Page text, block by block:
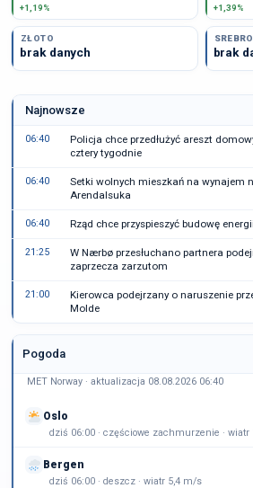
+1,19% +1,39%
ZŁOTO
brak danych
SREBRO
brak
Najnowsze
06:40
Policja chce przedłużyć areszt
cztery tygodnie
06:40
Setki wolnych mieszkań na wynajem
Arendalsuka
06:40 Rząd chce przyspieszyć budowę
21:25
W Nærbø przesłuchano partnera
zaprzecza zarzutom
21:00
Kierowca podejrzany o naruszenie
Molde
Pogoda
MET Norway · aktualizacja 08.08.2026 06:40
Oslo
dziś 06:00 · częściowe zachmurzenie · wiatr
Bergen
dziś 06:00 · deszcz · wiatr 5,4 m/s